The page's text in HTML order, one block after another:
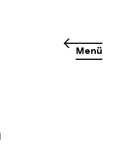
Menü